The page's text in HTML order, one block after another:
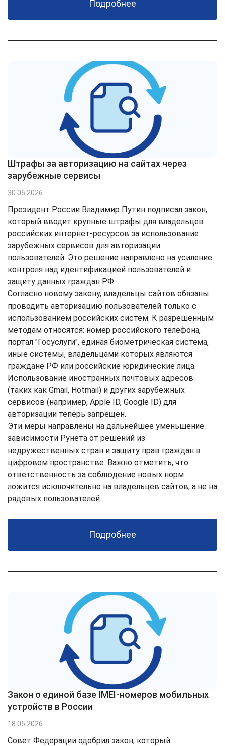
Подробнее
Штрафы за авторизацию на сайтах через
зарубежные сервисы
30.06.2026
Президент России Владимир Путин подписал закон,
который вводит крупные штрафы для владельцев
российских интернет-ресурсов за использование
зарубежных сервисов для авторизации
пользователей. Это решение направлено на усиление
контроля над идентификацией пользователей и
защиту данных граждан РФ.
Согласно новому закону, владельцы сайтов обязаны
проводить авторизацию пользователей только с
использованием российских систем. К разрешенным
методам относятся: номер российского телефона,
портал "Госуслуги", единая биометрическая система,
иные системы, владельцами которых являются
граждане РФ или российские юридические лица.
Использование иностранных почтовых адресов
(таких как Gmail, Hotmail) и других зарубежных
сервисов (например, Apple ID, Google ID) для
авторизации теперь запрещен.
Эти меры направлены на дальнейшее уменьшение
зависимости Рунета от решений из
недружественных стран и защиту прав граждан в
цифровом пространстве. Важно отметить, что
ответственность за соблюдение новых норм
ложится исключительно на владельцев сайтов, а не на
рядовых пользователей.
Подробнее
Закон о единой базе IMEI-номеров мобильных
устройств в России
18.06.2026
Совет Федерации одобрил закон, который